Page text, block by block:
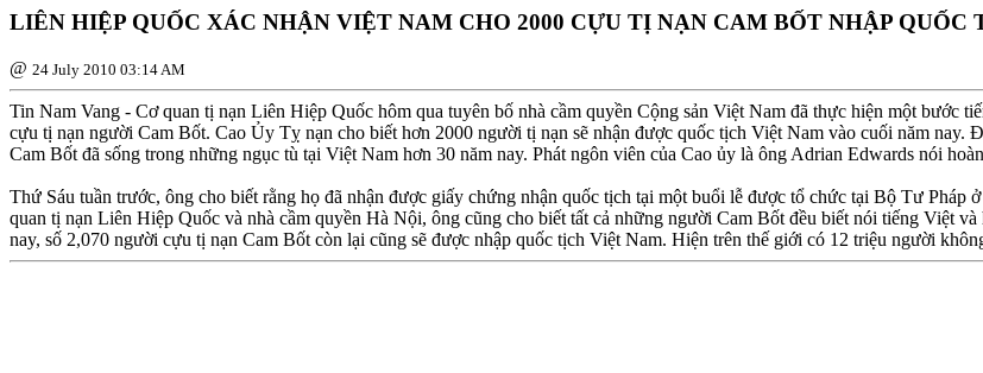
LIÊN HIỆP QUỐC XÁC NHẬN VIỆT NAM CHO 2000 CỰU TỊ NẠN CAM BỐT NHẬP QUỐC
@ 24 July 2010 03:14 AM
Tin Nam Vang - Cơ quan tị nạn Liên Hiệp Quốc hôm qua tuyên bố nhà cầm quyền Cộng sản Việt Nam đã thực hiện một bước
cựu tị nạn người Cam Bốt. Cao Ủy Tỵ nạn cho biết hơn 2000 người tị nạn sẽ nhận được quốc tịch Việt Nam vào cuối năm nay.
Cam Bốt đã sống trong những ngục tù tại Việt Nam hơn 30 năm nay. Phát ngôn viên của Cao ủy là ông Adrian Edwards nói
Thứ Sáu tuần trước, ông cho biết rằng họ đã nhận được giấy chứng nhận quốc tịch tại một buổi lễ được tổ chức tại Bộ Tư Pháp
quan tị nạn Liên Hiệp Quốc và nhà cầm quyền Hà Nội, ông cũng cho biết tất cả những người Cam Bốt đều biết nói tiếng Việt
nay, số 2,070 người cựu tị nạn Cam Bốt còn lại cũng sẽ được nhập quốc tịch Việt Nam. Hiện trên thế giới có 12 triệu người